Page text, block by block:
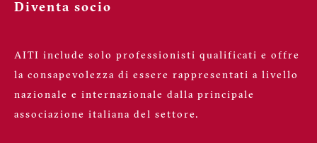
Diventa socio
AITI include solo professionisti qualificati e offre
la consapevolezza di essere rappresentati a livello
nazionale e internazionale dalla principale
associazione italiana del settore.